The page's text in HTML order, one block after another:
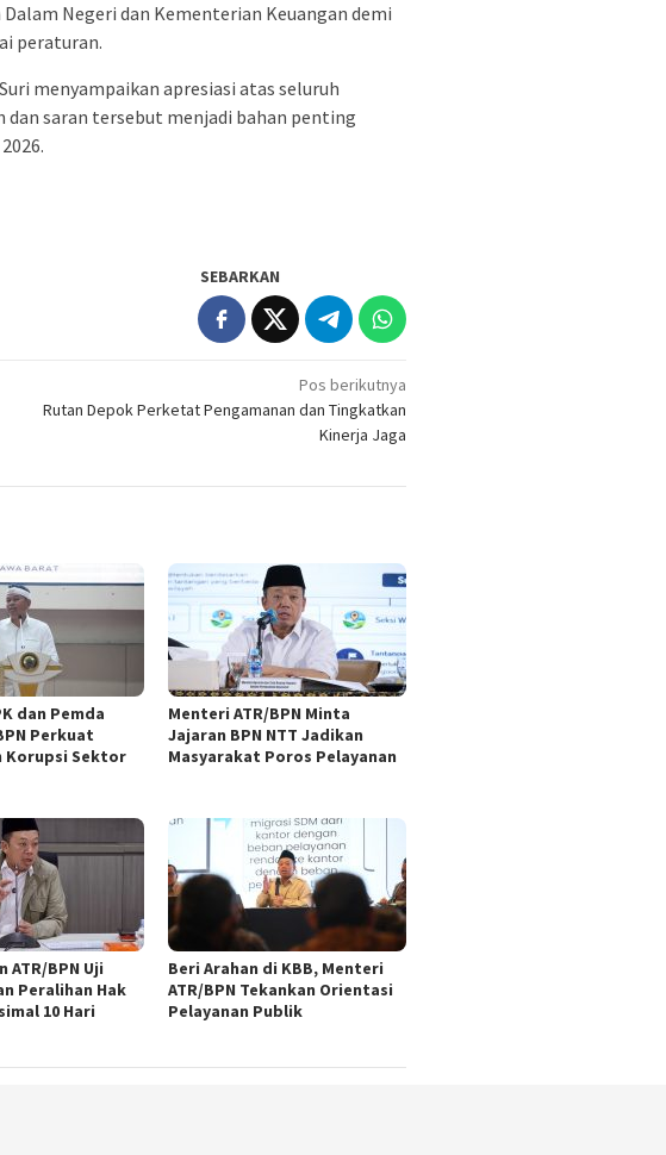
Negeri dan Kementerian Keuangan demi
peraturan.
menyampaikan apresiasi atas seluruh
dan saran tersebut menjadi bahan penting
SEBARKAN
Pos berikutnya
Rutan Depok Perketat Pengamanan dan Tingkatkan
Kinerja Jaga
dan Pemda
Perkuat
Korupsi Sektor
Menteri ATR/BPN Minta
Jajaran BPN NTT Jadikan
Masyarakat Poros Pelayanan
ATR/BPN Uji
Peralihan Hak
10 Hari
Beri Arahan di KBB, Menteri
ATR/BPN Tekankan Orientasi
Pelayanan Publik